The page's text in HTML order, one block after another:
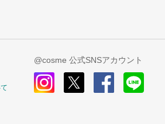
@cosme 公式SNSアカウント